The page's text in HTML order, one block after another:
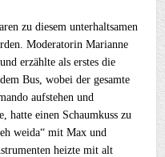
zu diesem unterhaltsamen
Moderatorin Marianne
erzählte als erstes die
Bus, wobei der gesamte
aufstehen und
hatte einen Schaumkuss zu
weida“ mit Max und
heizte mit alt